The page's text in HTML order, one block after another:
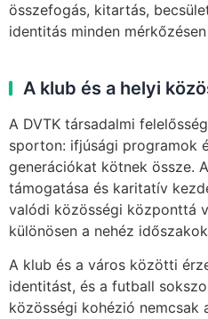
összefogás, kitartás,
identitás minden
A klub és a helyi
A DVTK társadalmi
sporton: ifjúsági programok
generációkat kötnek össze.
támogatása és karitatív
valódi közösségi központtá
különösen a nehéz
A klub és a város közötti
identitást, és a futball
közösségi kohézió nemcsak